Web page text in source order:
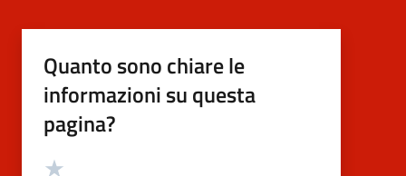
Quanto sono chiare le
informazioni su questa
pagina?
Valutazione